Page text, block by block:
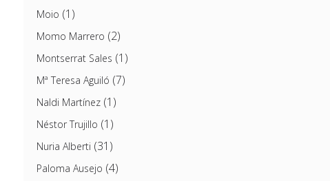
Moio (1)
Momo Marrero (2)
Montserrat Sales (1)
Mª Teresa Aguiló (7)
Naldi Martínez(1)
Néstor Trujillo (1)
Nuria Alberti (31)
Paloma Ausejo (4)